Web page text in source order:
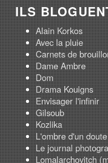
ILS
Alain Korkos
Avec la pluie
Carnets de
Dame Ambre
Dom
Drama Kouigns
Envisager l'infinir
Gilsoub
Kozlika
L'ombre d'un doute
Le journal
Lomalarchovitch